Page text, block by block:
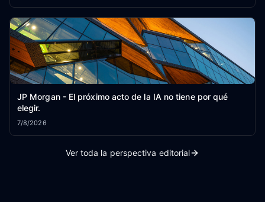
JP Morgan - El próximo acto de la IA no tiene por qué
elegir.
7/8/2026
Ver toda la perspectiva editorial